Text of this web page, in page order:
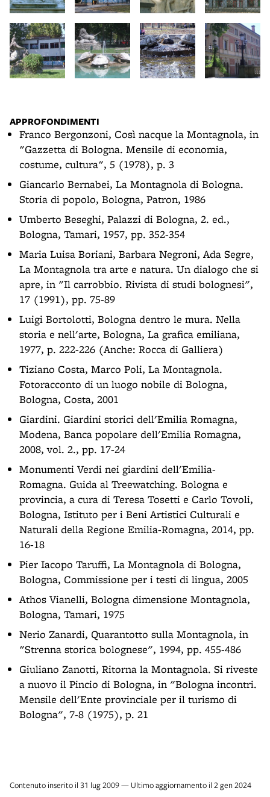
APPROFONDIMENTI
Franco Bergonzoni, Così nacque la Montagnola, in
"Gazzetta di Bologna. Mensile di economia,
costume, cultura", 5 (1978), p. 3
Giancarlo Bernabei, La Montagnola di Bologna.
Storia di popolo, Bologna, Patron, 1986
Umberto Beseghi, Palazzi di Bologna, 2. ed.,
Bologna, Tamari, 1957, pp. 352-354
Maria Luisa Boriani, Barbara Negroni, Ada Segre,
La Montagnola tra arte e natura. Un dialogo che si
apre, in "Il carrobbio. Rivista di studi bolognesi",
17 (1991), pp. 75-89
Luigi Bortolotti, Bologna dentro le mura. Nella
storia e nell'arte, Bologna, La grafica emiliana,
1977, p. 222-226 (Anche: Rocca di Galliera)
Tiziano Costa, Marco Poli, La Montagnola.
Fotoracconto di un luogo nobile di Bologna,
Bologna, Costa, 2001
Giardini. Giardini storici dell'Emilia Romagna,
Modena, Banca popolare dell'Emilia Romagna,
2008, vol. 2., pp. 17-24
Monumenti Verdi nei giardini dell'Emilia-
Romagna. Guida al Treewatching. Bologna e
provincia, a cura di Teresa Tosetti e Carlo Tovoli,
Bologna, Istituto per i Beni Artistici Culturali e
Naturali della Regione Emilia-Romagna, 2014, pp.
16-18
Pier Iacopo Taruffi, La Montagnola di Bologna,
Bologna, Commissione per i testi di lingua, 2005
Athos Vianelli, Bologna dimensione Montagnola,
Bologna, Tamari, 1975
Nerio Zanardi, Quarantotto sulla Montagnola, in
"Strenna storica bolognese", 1994, pp. 455-486
Giuliano Zanotti, Ritorna la Montagnola. Si riveste
a nuovo il Pincio di Bologna, in "Bologna incontri.
Mensile dell'Ente provinciale per il turismo di
Bologna", 7-8 (1975), p. 21
Contenuto inserito il 31 lug 2009 — Ultimo aggiornamento il 2 gen 2024